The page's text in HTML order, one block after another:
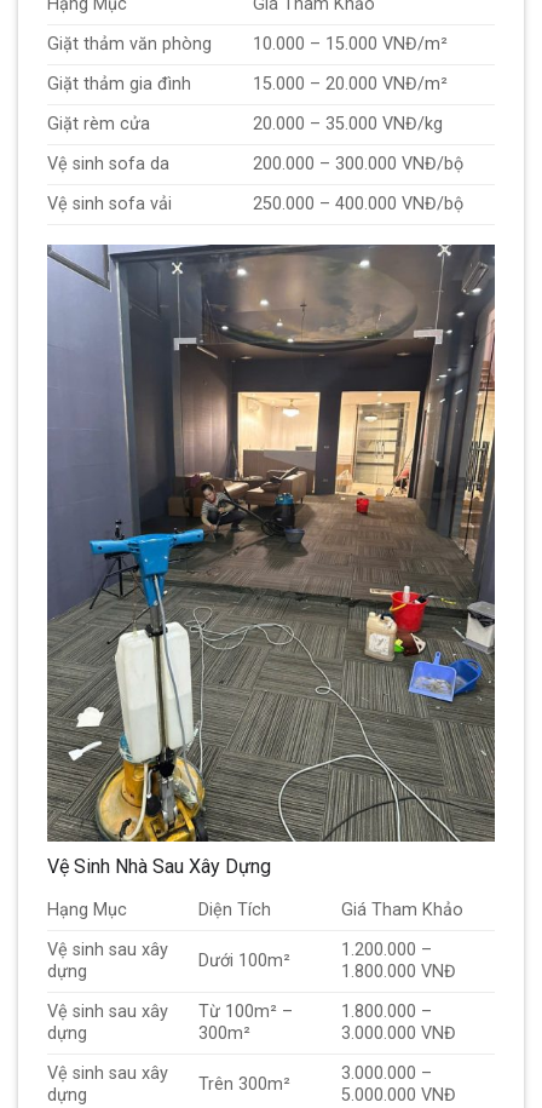
Hạng Mục
Giá Tham Khảo
Giặt thảm văn phòng
10.000 – 15.000 VNĐ/m²
Giặt thảm gia đình
15.000 – 20.000 VNĐ/m²
Giặt rèm cửa
20.000 – 35.000 VNĐ/kg
Vệ sinh sofa da
200.000 – 300.000 VNĐ/bộ
Vệ sinh sofa vải
250.000 – 400.000 VNĐ/bộ
Vệ Sinh Nhà Sau Xây Dựng
Hạng Mục Diện Tích
Giá Tham Khảo
Vệ sinh sau xây
dựng
Dưới 100m²
1.200.000 –
1.800.000 VNĐ
Vệ sinh sau xây
dựng
Từ 100m² –
300m²
1.800.000 –
3.000.000 VNĐ
Vệ sinh sau xây
dựng
Trên 300m²
3.000.000 –
5.000.000 VNĐ